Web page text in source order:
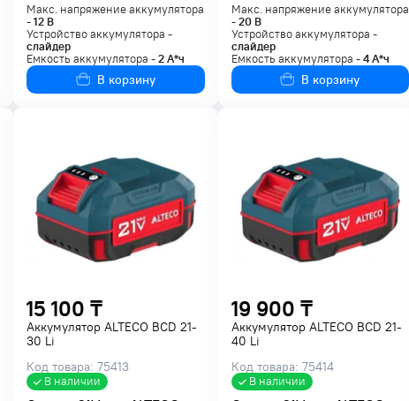
Макс. напряжение аккумулятора
-12 В
Устройство аккумулятора -
слайдер
Емкость аккумулятора -2А*ч
В корзину
Макс. напряжение аккумулятора
-20В
Устройство аккумулятора -
слайдер
Емкость аккумулятора -4А*ч
В корзину
15 100 ₸
Аккумулятор ALTECO BCD 21-
30 Li
Код товара: 75413
В наличии
19 900 ₸
Аккумулятор ALTECO BCD 21-
40 Li
Код товара: 75414
В наличии